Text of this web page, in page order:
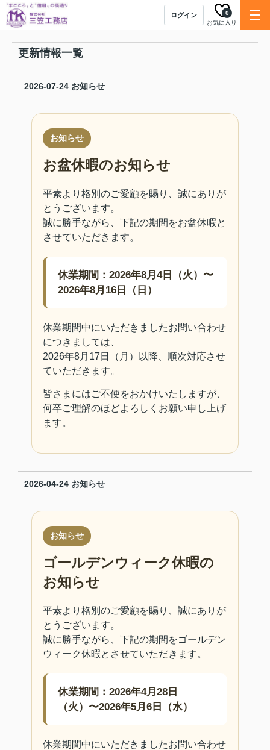
ログイン
お気に入り
0
更新情報一覧
2026-07-24 お知らせ
お知らせ
お盆休暇のお知らせ
平素より格別のご愛顧を賜り、誠にありが
とうございます。
誠に勝手ながら、下記の期間をお盆休暇と
させていただきます。
休業期間：2026年8月4日（火）〜
2026年8月16日（日）
休業期間中にいただきましたお問い合わせ
につきましては、
2026年8月17日（月）以降、順次対応させ
ていただきます。
皆さまにはご不便をおかけいたしますが、
何卒ご理解のほどよろしくお願い申し上げ
ます。
2026-04-24 お知らせ
お知らせ
ゴールデンウィーク休暇の
お知らせ
平素より格別のご愛顧を賜り、誠にありが
とうございます。
誠に勝手ながら、下記の期間をゴールデン
ウィーク休暇とさせていただきます。
休業期間：2026年4月28日
（火）〜2026年5月6日（水）
休業期間中にいただきましたお問い合わせ